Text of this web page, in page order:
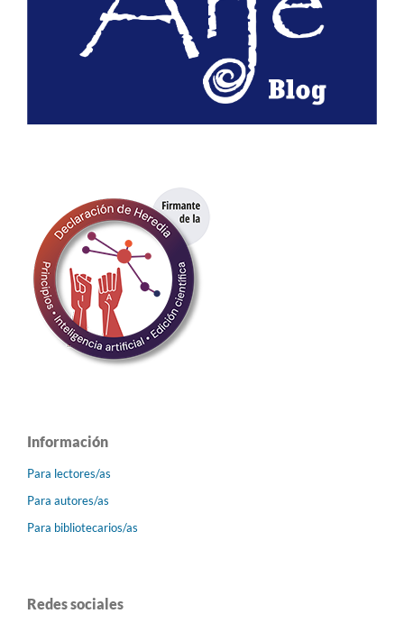
Información
Para lectores/as
Para autores/as
Para bibliotecarios/as
Redes sociales